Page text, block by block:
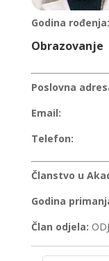
Godina rođenja:
Obrazovanje
Poslovna
Email:
Telefon:
Članstvo u
Godina
Član odjela: